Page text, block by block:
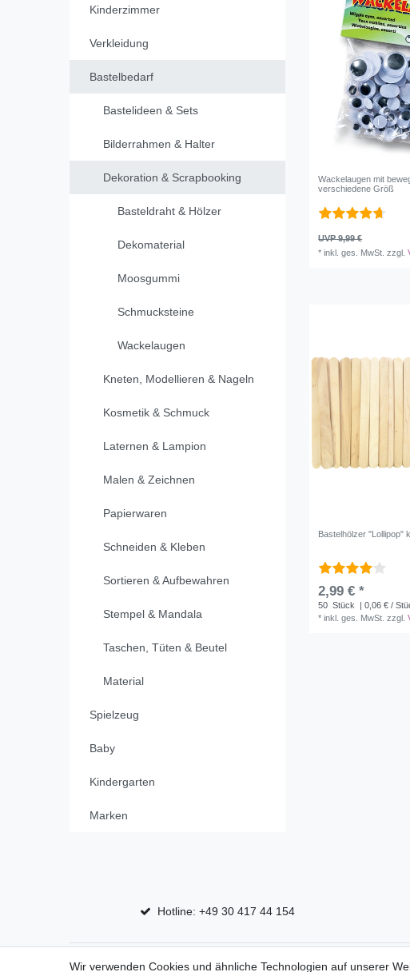
Kinderzimmer
Verkleidung
Bastelbedarf
Bastelideen & Sets
Bilderrahmen & Halter
Dekoration & Scrapbooking
Basteldraht & Hölzer
Dekomaterial
Moosgummi
Schmucksteine
Wackelaugen
Kneten, Modellieren & Nageln
Kosmetik & Schmuck
Laternen & Lampion
Malen & Zeichnen
Papierwaren
Schneiden & Kleben
Sortieren & Aufbewahren
Stempel & Mandala
Taschen, Tüten & Beutel
Material
Spielzeug
Baby
Kindergarten
Marken
Wackelaugen mit
verschiedene Größ
UVP 9,99 €
*inkl. ges. MwSt. zzgl.
Bastelhölzer "Lollipop"
2,99 € *
50 Stück
| 0,06 € /
*inkl. ges. MwSt. zzgl.
Hotline: +49 30 417 44 154
Top Marken Shop
Wir verwenden Cookies und ähnliche Technologien auf unserer